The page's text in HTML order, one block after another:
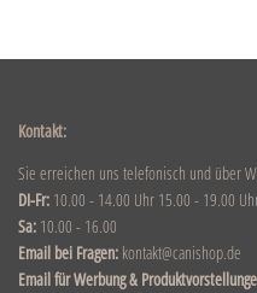
Kontakt:
Sie erreichen uns telefonisch und über
DI-Fr: 10.00 - 14.00 Uhr 15.00 - 19.00
Sa: 10.00 - 16.00
Email bei Fragen: kontakt@canishop.de
Email für Werbung &